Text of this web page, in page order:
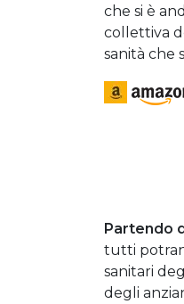
che si è
collettiva
sanità che
Partendo
tutti
sanitari
degli